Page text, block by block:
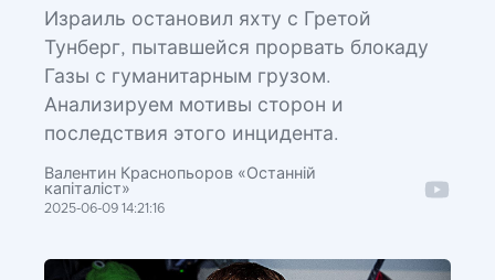
Израиль остановил яхту с Гретой
Тунберг, пытавшейся прорвать блокаду
Газы с гуманитарным грузом.
Анализируем мотивы сторон и
последствия этого инцидента.
Валентин Краснопьоров «Останній
капіталіст»
2025-06-09 14:21:16